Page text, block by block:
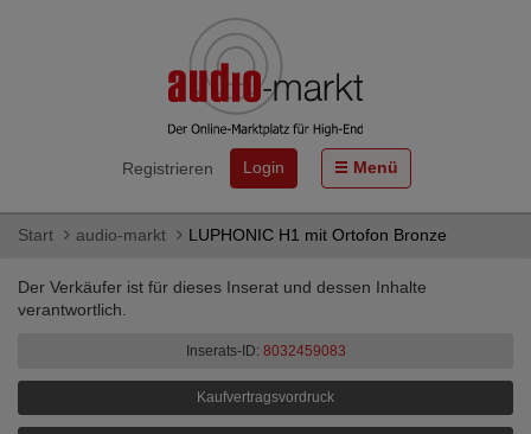
Registrieren Login Menü
Start audio-markt LUPHONIC H1 mit Ortofon Bronze
Der Verkäufer ist für dieses Inserat und dessen Inhalte
verantwortlich.
Inserats-ID: 8032459083
Kaufvertragsvordruck